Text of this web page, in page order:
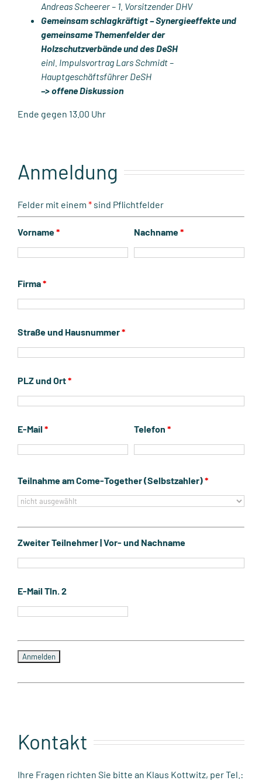
Andreas Scheerer – 1. Vorsitzender DHV
Gemeinsam schlagkräftigt – Synergieeffekte und
gemeinsame Themenfelder der
Holzschutzverbände und des DeSH
einl. Impulsvortrag Lars Schmidt –
Hauptgeschäftsführer DeSH
–> offene Diskussion
Ende gegen 13.00 Uhr
Anmeldung
Felder mit einem *sind Pflichtfelder
Vorname* Nachname*
Firma*
Straße und Hausnummer*
PLZ und Ort*
E-Mail * Telefon *
Teilnahme am Come-Together (Selbstzahler)*
Zweiter Teilnehmer | Vor- und Nachname
E-Mail Tln. 2
Kontakt
Ihre Fragen richten Sie bitte an Klaus Kottwitz, per Tel.: